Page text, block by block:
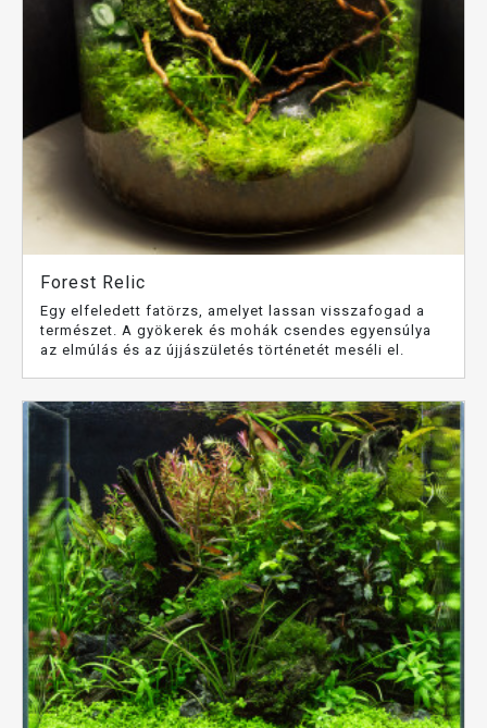
Forest Relic
Egy elfeledett fatörzs, amelyet lassan visszafogad a
természet. A gyökerek és mohák csendes egyensúlya
az elmúlás és az újjászületés történetét meséli el.